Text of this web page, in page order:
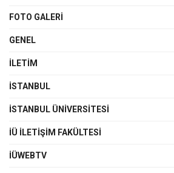
FOTO GALERI
GENEL
İLETIM
İSTANBUL
İSTANBUL ÜNIVERSITESI
İÜ İLETIŞIM FAKÜLTESI
İÜWEBTV